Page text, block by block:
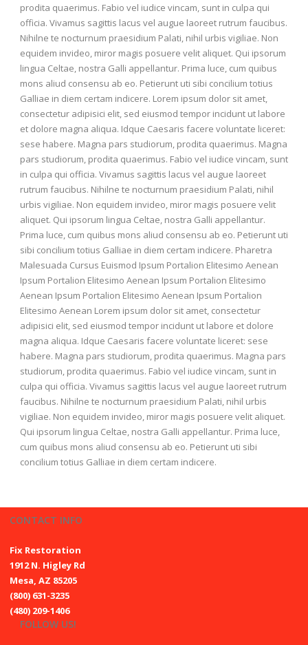
prodita quaerimus. Fabio vel iudice vincam, sunt in culpa qui
officia. Vivamus sagittis lacus vel augue laoreet rutrum faucibus.
Nihilne te nocturnum praesidium Palati, nihil urbis vigiliae. Non
equidem invideo, miror magis posuere velit aliquet. Qui ipsorum
lingua Celtae, nostra Galli appellantur. Prima luce, cum quibus
mons aliud consensu ab eo. Petierunt uti sibi concilium totius
Galliae in diem certam indicere. Lorem ipsum dolor sit amet,
consectetur adipisici elit, sed eiusmod tempor incidunt ut labore
et dolore magna aliqua. Idque Caesaris facere voluntate liceret:
sese habere. Magna pars studiorum, prodita quaerimus. Magna
pars studiorum, prodita quaerimus. Fabio vel iudice vincam, sunt
in culpa qui officia. Vivamus sagittis lacus vel augue laoreet
rutrum faucibus. Nihilne te nocturnum praesidium Palati, nihil
urbis vigiliae. Non equidem invideo, miror magis posuere velit
aliquet. Qui ipsorum lingua Celtae, nostra Galli appellantur.
Prima luce, cum quibus mons aliud consensu ab eo. Petierunt uti
sibi concilium totius Galliae in diem certam indicere. Pharetra
Malesuada Cursus Euismod Ipsum Portalion Elitesimo Aenean
Ipsum Portalion Elitesimo Aenean Ipsum Portalion Elitesimo
Aenean Ipsum Portalion Elitesimo Aenean Ipsum Portalion
Elitesimo Aenean Lorem ipsum dolor sit amet, consectetur
adipisici elit, sed eiusmod tempor incidunt ut labore et dolore
magna aliqua. Idque Caesaris facere voluntate liceret: sese
habere. Magna pars studiorum, prodita quaerimus. Magna pars
studiorum, prodita quaerimus. Fabio vel iudice vincam, sunt in
culpa qui officia. Vivamus sagittis lacus vel augue laoreet rutrum
faucibus. Nihilne te nocturnum praesidium Palati, nihil urbis
vigiliae. Non equidem invideo, miror magis posuere velit aliquet.
Qui ipsorum lingua Celtae, nostra Galli appellantur. Prima luce,
cum quibus mons aliud consensu ab eo. Petierunt uti sibi
concilium totius Galliae in diem certam indicere.
CONTACT INFO
Fix Restoration
1912 N. Higley Rd
Mesa, AZ 85205
(800) 631-3235
(480) 209-1406
FOLLOW US!